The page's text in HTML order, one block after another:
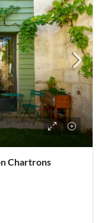
Chartrons